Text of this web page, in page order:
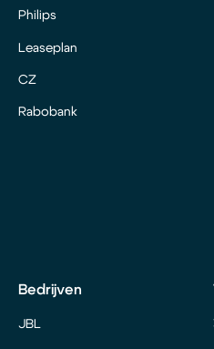
Philips
Leaseplan
CZ
Rabobank
Bedrijven
JBL